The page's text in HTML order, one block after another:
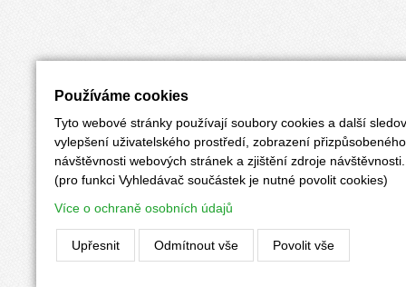
Používáme cookies
Tyto webové stránky používají soubory cookies a další
vylepšení uživatelského prostředí, zobrazení
návštěvnosti webových stránek a zjištění zdroje návštěvnosti.
(pro funkci Vyhledávač součástek je nutné povolit cookies)
Více o ochraně osobních údajů
Upřesnit Odmítnout vše Povolit vše